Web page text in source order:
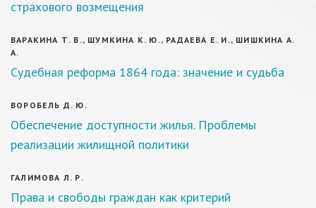
страхового возмещения
ВАРАКИНА Т. В., ШУМКИНА К. Ю., РАДАЕВА Е. И., ШИШКИНА А.
А.
Судебная реформа 1864 года: значение и судьба
ВОРОБЕЛЬ Д. Ю.
Обеспечение доступности жилья. Проблемы
реализации жилищной политики
ГАЛИМОВА Л. Р.
Права и свободы граждан как критерий